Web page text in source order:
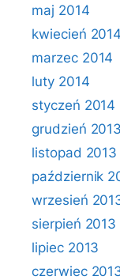
maj 2014
kwiecień 2014
marzec 2014
luty 2014
styczeń 2014
grudzień 2013
listopad 2013
październik
wrzesień
sierpień 2013
lipiec 2013
czerwiec